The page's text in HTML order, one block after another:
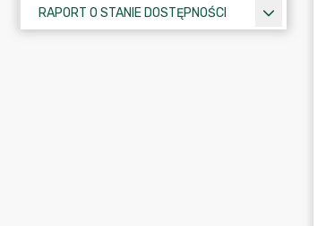
RAPORT O STANIE DOSTĘPNOŚCI